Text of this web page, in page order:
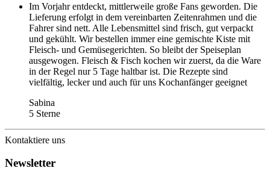
Im Vorjahr entdeckt, mittlerweile große Fans geworden. Die
Lieferung erfolgt in dem vereinbarten Zeitenrahmen und die
Fahrer sind nett. Alle Lebensmittel sind frisch, gut verpackt
und gekühlt. Wir bestellen immer eine gemischte Kiste mit
Fleisch- und Gemüsegerichten. So bleibt der Speiseplan
ausgewogen. Fleisch & Fisch kochen wir zuerst, da die Ware
in der Regel nur 5 Tage haltbar ist. Die Rezepte sind
vielfältig, lecker und auch für uns Kochanfänger geeignet
Sabina
5 Sterne
Kontaktiere uns
Newsletter